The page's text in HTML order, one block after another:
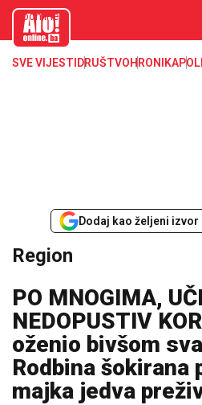
aloonline.b
SVE VIJESTI DRUŠTVOHRONIKA
Dodaj kao željeni
Region
PO MNOGIMA,
NEDOPUSTIV
oženio bivšom
Rodbina šokirana
majka jedva